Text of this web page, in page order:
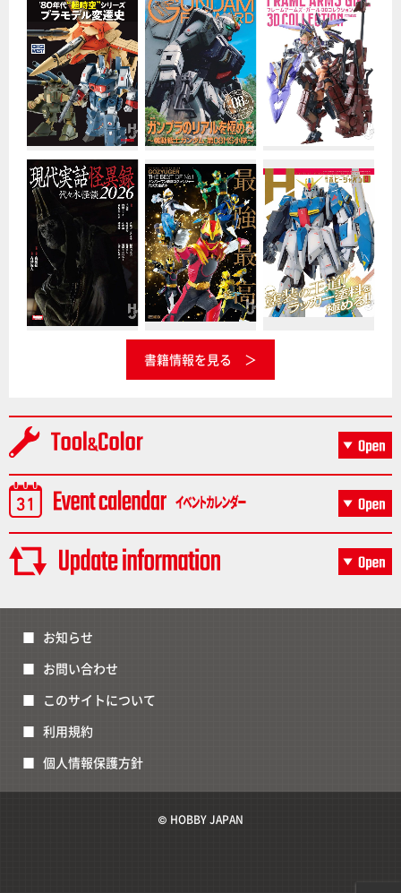
書籍情報を見る
お知らせ
お問い合わせ
このサイトについて
利用規約
個人情報保護方針
© HOBBY JAPAN